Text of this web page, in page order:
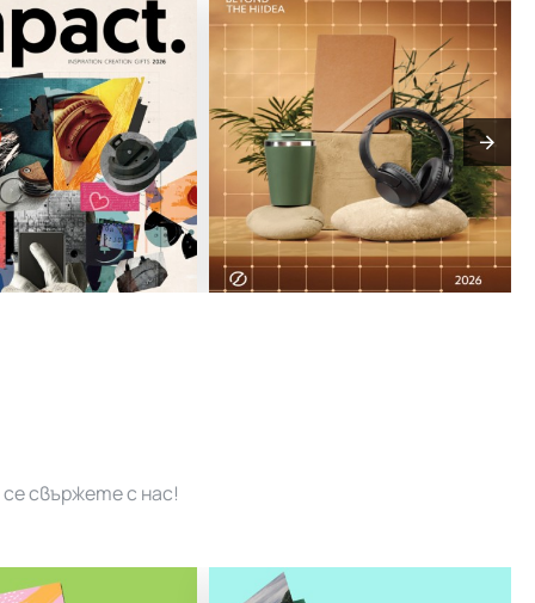
свържете с нас!